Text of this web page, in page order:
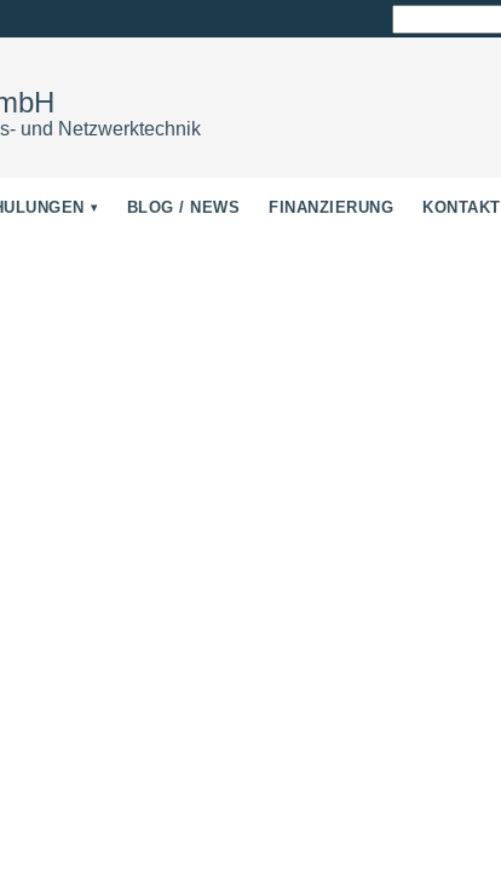
nach:
und Netzwerktechnik
BLOG / NEWS FINANZIERUNG KONTAKT